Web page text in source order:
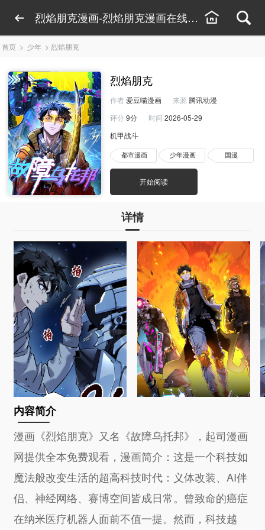
烈焰朋克漫画-烈焰朋克漫画在线观看-烈焰朋克
首页 > 少年 > 烈焰朋克
烈焰朋克
作者 爱豆喵漫画 来源 腾讯动漫
评分 9分 时间 2026-05-29
机甲战斗
都市漫画 少年漫画 国漫
开始阅读
详情
内容简介
漫画《烈焰朋克》又名《故障乌托邦》，起司漫画
网提供全本免费观看，漫画简介：这是一个科技如
魔法般改变生活的超高科技时代：义体改装、AI伴
侣、神经网络、赛博空间皆成日常。曾致命的癌症
在纳米医疗机器人面前不值一提。然而，科技越